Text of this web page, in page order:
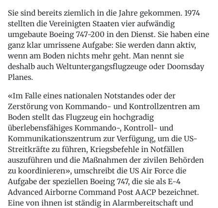
Sie sind bereits ziemlich in die Jahre gekommen. 1974
stellten die Vereinigten Staaten vier aufwändig
umgebaute Boeing 747-200 in den Dienst. Sie haben eine
ganz klar umrissene Aufgabe: Sie werden dann aktiv,
wenn am Boden nichts mehr geht. Man nennt sie
deshalb auch Weltuntergangsflugzeuge oder Doomsday
Planes.
«Im Falle eines nationalen Notstandes oder der
Zerstörung von Kommando- und Kontrollzentren am
Boden stellt das Flugzeug ein hochgradig
überlebensfähiges Kommando-, Kontroll- und
Kommunikationszentrum zur Verfügung, um die US-
Streitkräfte zu führen, Kriegsbefehle in Notfällen
auszuführen und die Maßnahmen der zivilen Behörden
zu koordinieren», umschreibt die US Air Force die
Aufgabe der speziellen Boeing 747, die sie als E-4
Advanced Airborne Command Post AACP bezeichnet.
Eine von ihnen ist ständig in Alarmbereitschaft und